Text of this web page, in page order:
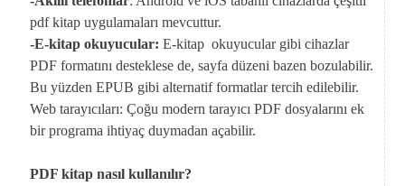
pdf kitap uygulamaları mevcuttur.
-E-kitap okuyucular: E-kitap okuyucular gibi cihazlar
PDF formatını desteklese de, sayfa düzeni bazen bozulabilir.
Bu yüzden EPUB gibi alternatif formatlar tercih edilebilir.
Web tarayıcıları: Çoğu modern tarayıcı PDF dosyalarını ek
bir programa ihtiyaç duymadan açabilir.
PDF kitap nasıl kullanılır?